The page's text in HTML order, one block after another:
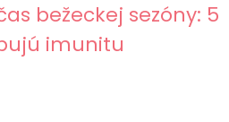
bežeckej sezóny: 5
imunitu